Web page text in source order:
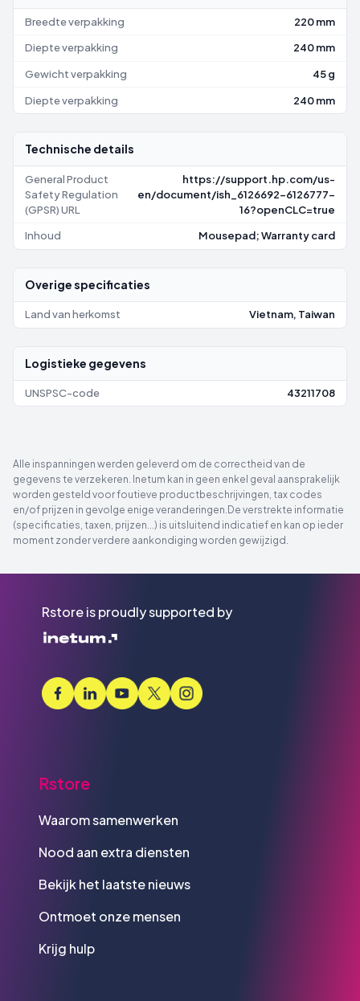
Breedte verpakking 220 mm
Diepte verpakking 240 mm
Gewicht verpakking 45 g
Diepte verpakking 240 mm
Technische details
General Product
Safety Regulation
(GPSR) URL
https://support.hp.com/us-
en/document/ish_6126692-6126777-
16?openCLC=true
Inhoud Mousepad; Warranty card
Overige specificaties
Land van herkomst Vietnam, Taiwan
Logistieke gegevens
UNSPSC-code 43211708
Alle inspanningen werden geleverd om de correctheid van de
gegevens te verzekeren. Inetum kan in geen enkel geval aansprakelijk
worden gesteld voor foutieve productbeschrijvingen, tax codes
en/of prijzen in gevolge enige veranderingen.De verstrekte informatie
(specificaties, taxen, prijzen...) is uitsluitend indicatief en kan op ieder
moment zonder verdere aankondiging worden gewijzigd.
Rstore is proudly supported by
Rstore
Waarom samenwerken
Nood aan extra diensten
Bekijk het laatste nieuws
Ontmoet onze mensen
Krijg hulp